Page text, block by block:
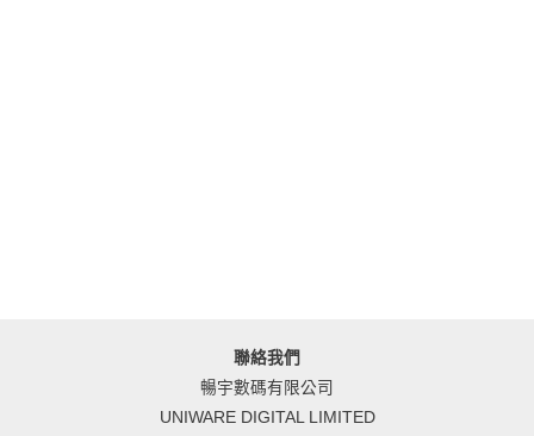
聯絡我們
暢宇數碼有限公司
UNIWARE DIGITAL LIMITED